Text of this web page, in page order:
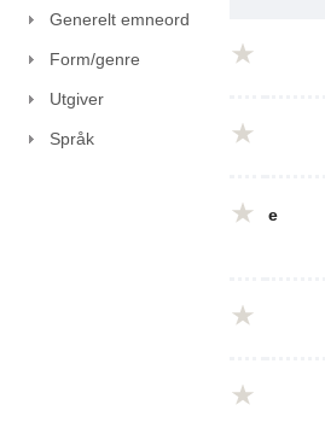
Generelt emneord
Form/genre
Utgiver
Språk
e